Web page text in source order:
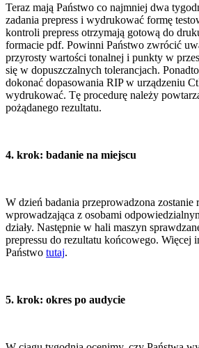
Teraz mają Państwo co najmniej dwa
zadania prepress i wydrukować formę
kontroli prepress otrzymają gotową do
formacie pdf. Powinni Państwo zwrócić
przyrosty wartości tonalnej i punkty w
się w dopuszczalnych tolerancjach.
dokonać dopasowania RIP w urządzeniu
wydrukować. Tę procedurę należy
pożądanego rezultatu.
4. krok: badanie na miejscu
W dzień badania przeprowadzona zostanie
wprowadzająca z osobami
działy. Następnie w hali maszyn
prepressu do rezultatu końcowego. Więcej
Państwo tutaj.
5. krok: okres po audycie